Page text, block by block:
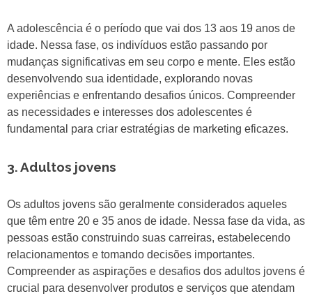
A adolescência é o período que vai dos 13 aos 19 anos de
idade. Nessa fase, os indivíduos estão passando por
mudanças significativas em seu corpo e mente. Eles estão
desenvolvendo sua identidade, explorando novas
experiências e enfrentando desafios únicos. Compreender
as necessidades e interesses dos adolescentes é
fundamental para criar estratégias de marketing eficazes.
3. Adultos jovens
Os adultos jovens são geralmente considerados aqueles
que têm entre 20 e 35 anos de idade. Nessa fase da vida, as
pessoas estão construindo suas carreiras, estabelecendo
relacionamentos e tomando decisões importantes.
Compreender as aspirações e desafios dos adultos jovens é
crucial para desenvolver produtos e serviços que atendam